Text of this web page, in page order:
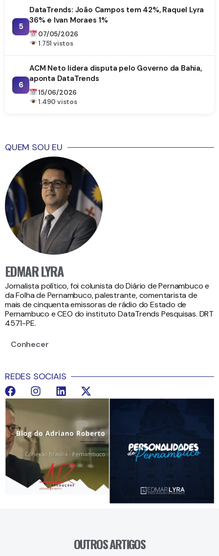
5
DataTrends: João Campos tem 42%, Raquel Lyra
36% e Ivan Moraes 1%
07/05/2026
1.751 vistos
6
ACM Neto lidera disputa pelo Governo da Bahia,
aponta DataTrends
15/06/2026
1.490 vistos
QUEM SOU EU
EDMAR LYRA
Jornalista político, foi colunista do Diário de Pernambuco e
da Folha de Pernambuco, palestrante, comentarista de
mais de cinquenta emissoras de rádio do Estado de
Pernambuco e CEO do instituto DataTrends Pesquisas. DRT
4571-PE.
Conhecer
REDES SOCIAIS
OUTROS ARTIGOS